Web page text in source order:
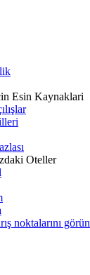
Esin Kaynaklari
Oteller
noktalarını görün